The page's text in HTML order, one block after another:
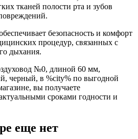
тканей полости рта и зубов
безопасность и комфорт
процедур, связанных с
дыхания.
№0, длиной 60 мм,
черный, в %city% по выгодной
вы получаете
сроками годности и
еще нет